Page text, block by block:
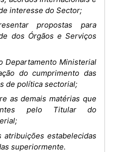
interesse do Sector;
propostas para
dos Órgãos e Serviços
Departamento Ministerial
do cumprimento das
de política sectorial;
as demais matérias que
pelo Titular do
atribuições estabelecidas
superiormente.